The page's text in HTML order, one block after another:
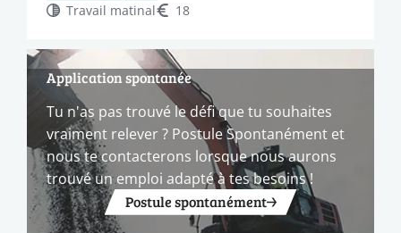
Travail matinal 18
Application spontanée
Tu n'as pas trouvé le défi que tu souhaites
vraiment relever ? Postule Spontanément et
nous te contacterons lorsque nous aurons
trouvé un emploi adapté à tes besoins !
Postule spontanément